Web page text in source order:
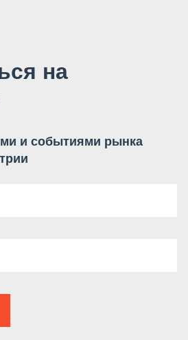
на
и событиями рынка